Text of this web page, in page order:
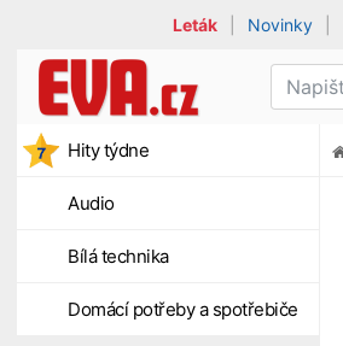
Leták Novinky
Hity týdne
Audio
Bílá technika
Domácí potřeby a spotřebiče